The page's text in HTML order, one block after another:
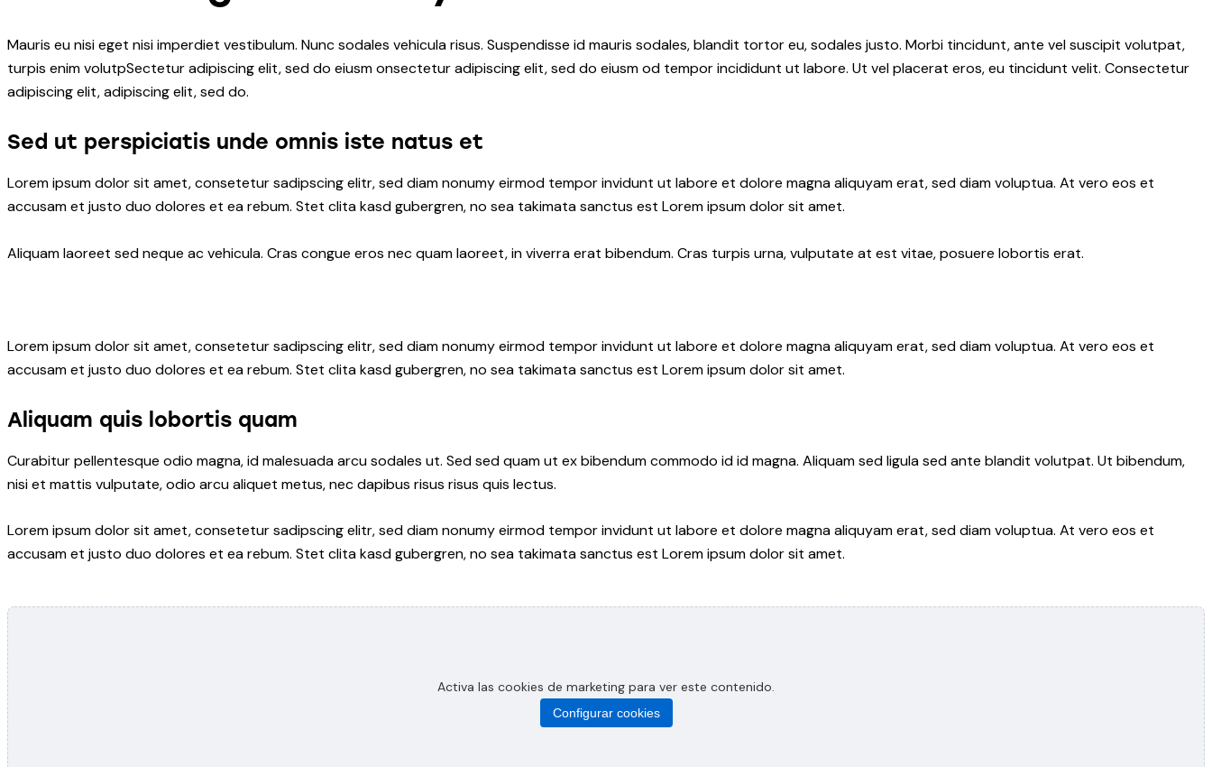
Mauris eu nisi eget nisi imperdiet vestibulum. Nunc sodales vehicula risus. Suspendisse id mauris sodales, blandit tortor eu, sodales justo. Morbi tincidunt, ante vel suscipit volutpat,
turpis enim volutpSectetur adipiscing elit, sed do eiusm onsectetur adipiscing elit, sed do eiusm od tempor incididunt ut labore. Ut vel placerat eros, eu tincidunt velit. Consectetur
adipiscing elit, adipiscing elit, sed do.
Sed ut perspiciatis unde omnis iste natus et
Lorem ipsum dolor sit amet, consetetur sadipscing elitr, sed diam nonumy eirmod tempor invidunt ut labore et dolore magna aliquyam erat, sed diam voluptua. At vero eos et
accusam et justo duo dolores et ea rebum. Stet clita kasd gubergren, no sea takimata sanctus est Lorem ipsum dolor sit amet.
Aliquam laoreet sed neque ac vehicula. Cras congue eros nec quam laoreet, in viverra erat bibendum. Cras turpis urna, vulputate at est vitae, posuere lobortis erat.
Lorem ipsum dolor sit amet, consetetur sadipscing elitr, sed diam nonumy eirmod tempor invidunt ut labore et dolore magna aliquyam erat, sed diam voluptua. At vero eos et
accusam et justo duo dolores et ea rebum. Stet clita kasd gubergren, no sea takimata sanctus est Lorem ipsum dolor sit amet.
Aliquam quis lobortis quam
Curabitur pellentesque odio magna, id malesuada arcu sodales ut. Sed sed quam ut ex bibendum commodo id id magna. Aliquam sed ligula sed ante blandit volutpat. Ut bibendum,
nisi et mattis vulputate, odio arcu aliquet metus, nec dapibus risus risus quis lectus.
Lorem ipsum dolor sit amet, consetetur sadipscing elitr, sed diam nonumy eirmod tempor invidunt ut labore et dolore magna aliquyam erat, sed diam voluptua. At vero eos et
accusam et justo duo dolores et ea rebum. Stet clita kasd gubergren, no sea takimata sanctus est Lorem ipsum dolor sit amet.
Activa las cookies de marketing para ver este contenido.
Configurar cookies